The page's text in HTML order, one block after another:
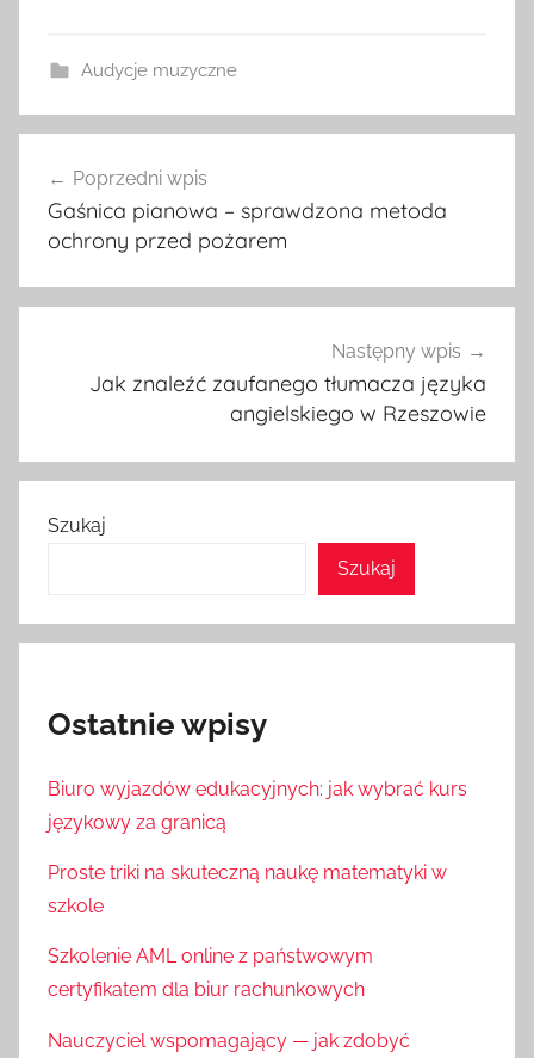
Audycje muzyczne
wpisu
Poprzedni wpis
Gaśnica pianowa – sprawdzona metoda
ochrony przed pożarem
Następny wpis
Jak znaleźć zaufanego tłumacza języka
angielskiego w Rzeszowie
Szukaj
Szukaj
Ostatnie wpisy
Biuro wyjazdów edukacyjnych: jak wybrać kurs
językowy za granicą
Proste triki na skuteczną naukę matematyki w
szkole
Szkolenie AML online z państwowym
certyfikatem dla biur rachunkowych
Nauczyciel wspomagający — jak zdobyć